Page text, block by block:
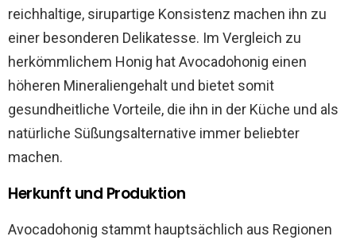
reichhaltige, sirupartige Konsistenz machen ihn zu
einer besonderen Delikatesse. Im Vergleich zu
herkömmlichem Honig hat Avocadohonig einen
höheren Mineraliengehalt und bietet somit
gesundheitliche Vorteile, die ihn in der Küche und als
natürliche Süßungsalternative immer beliebter
machen.
Herkunft und Produktion
Avocadohonig stammt hauptsächlich aus Regionen